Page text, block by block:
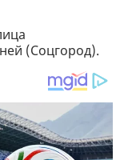
(Соцгород).